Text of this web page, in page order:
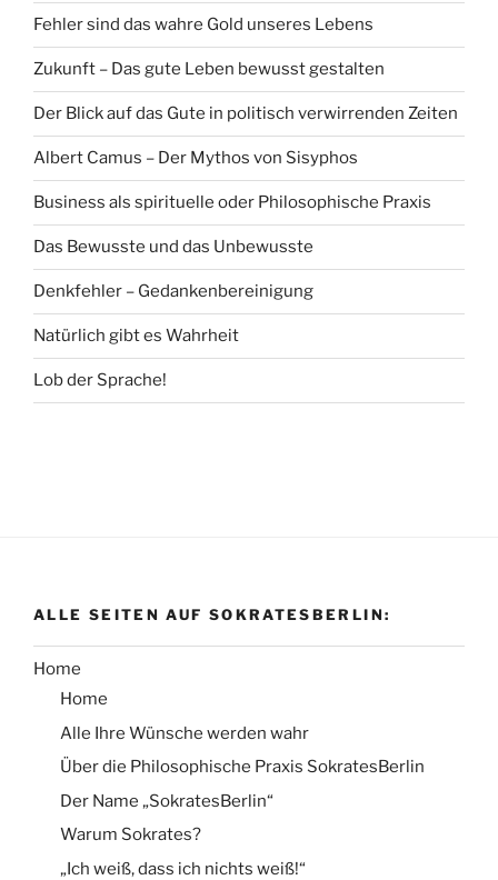
Fehler sind das wahre Gold unseres Lebens
Zukunft – Das gute Leben bewusst gestalten
Der Blick auf das Gute in politisch verwirrenden Zeiten
Albert Camus – Der Mythos von Sisyphos
Business als spirituelle oder Philosophische Praxis
Das Bewusste und das Unbewusste
Denkfehler – Gedankenbereinigung
Natürlich gibt es Wahrheit
Lob der Sprache!
ALLE SEITEN AUF SOKRATESBERLIN:
Home
Home
Alle Ihre Wünsche werden wahr
Über die Philosophische Praxis SokratesBerlin
Der Name „SokratesBerlin“
Warum Sokrates?
„Ich weiß, dass ich nichts weiß!“